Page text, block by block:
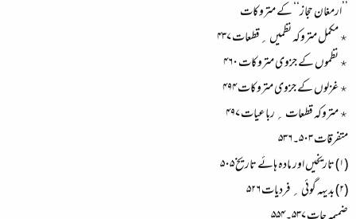
’’ارمغان حجاز‘‘ کے متروکات
٭ مکمل متروکہ نظمیں ؍قطعات ۴۳۷
٭ نظموں کے جزوی متروکات ۴۶۰
٭ غزلوں کے جزوی متروکات ۴۹۴
٭ متروکہ قطعات ؍ رباعیات ۴۹۷
متفرقات ۵۰۳۔۵۳۶
(۱) تاریخیں اور مادہ ہائے تاریخ ۵۰۵
(۲) بدیہہ گوئی ؍ فردیات ۵۲۶